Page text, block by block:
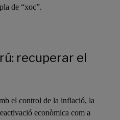
de “xoc”.
recuperar el
el control de la inflació, la
econòmica com a